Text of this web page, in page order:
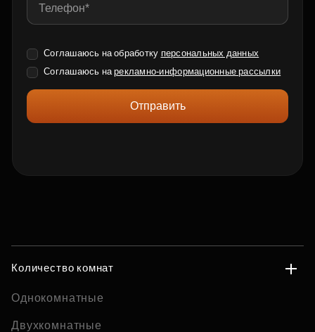
Соглашаюсь на обработку персональных данных
Соглашаюсь нарекламно-информационные рассылки
Отправить
Количество комнат
Однокомнатные
Двухкомнатные